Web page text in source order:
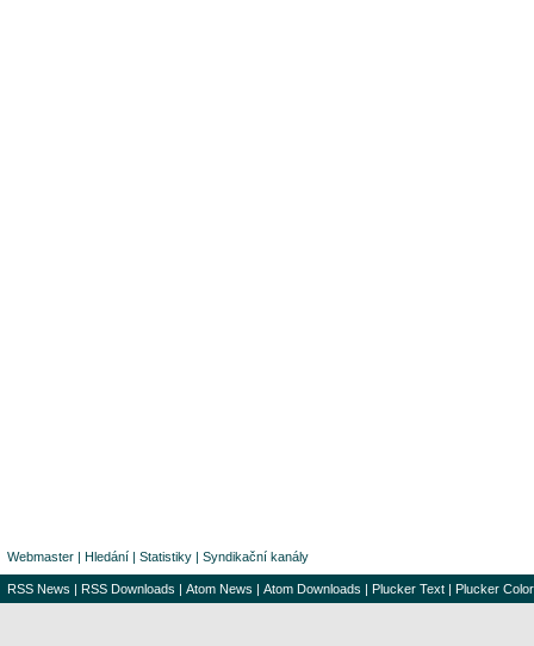
Webmaster | Hledání | Statistiky | Syndikační kanály
RSS News | RSS Downloads | Atom News | Atom Downloads | Plucker Text | Plucker Color